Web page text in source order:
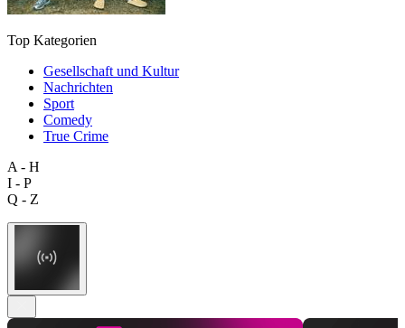
Top Kategorien
Gesellschaft und Kultur
Nachrichten
Sport
Comedy
True Crime
A - H
I - P
Q - Z